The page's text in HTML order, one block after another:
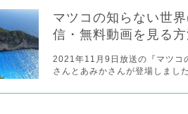
マツコの知らない世
信・無料動画を見る方
2021年11月9日放送の『マツコ
さんとあみかさんが登場しまし